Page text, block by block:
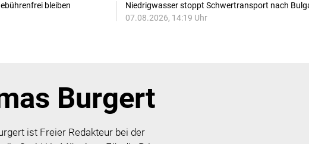
bleiben
Niedrigwasser stoppt Schwertransport nach
07.08.2026, 14:19 Uhr
Burgert
ist Freier Redakteur bei der